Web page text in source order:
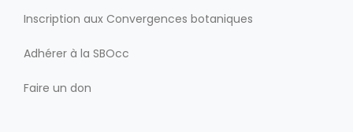
Inscription aux Convergences botaniques
Adhérer à la SBOcc
Faire un don